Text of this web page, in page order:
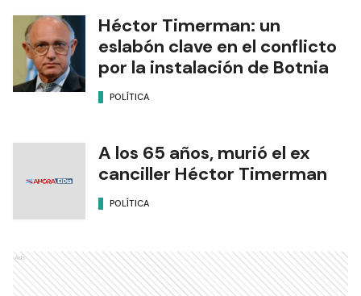
Héctor Timerman: un
eslabón clave en el conflicto
por la instalación de Botnia
POLÍTICA
A los 65 años, murió el ex
canciller Héctor Timerman
POLÍTICA
Ads